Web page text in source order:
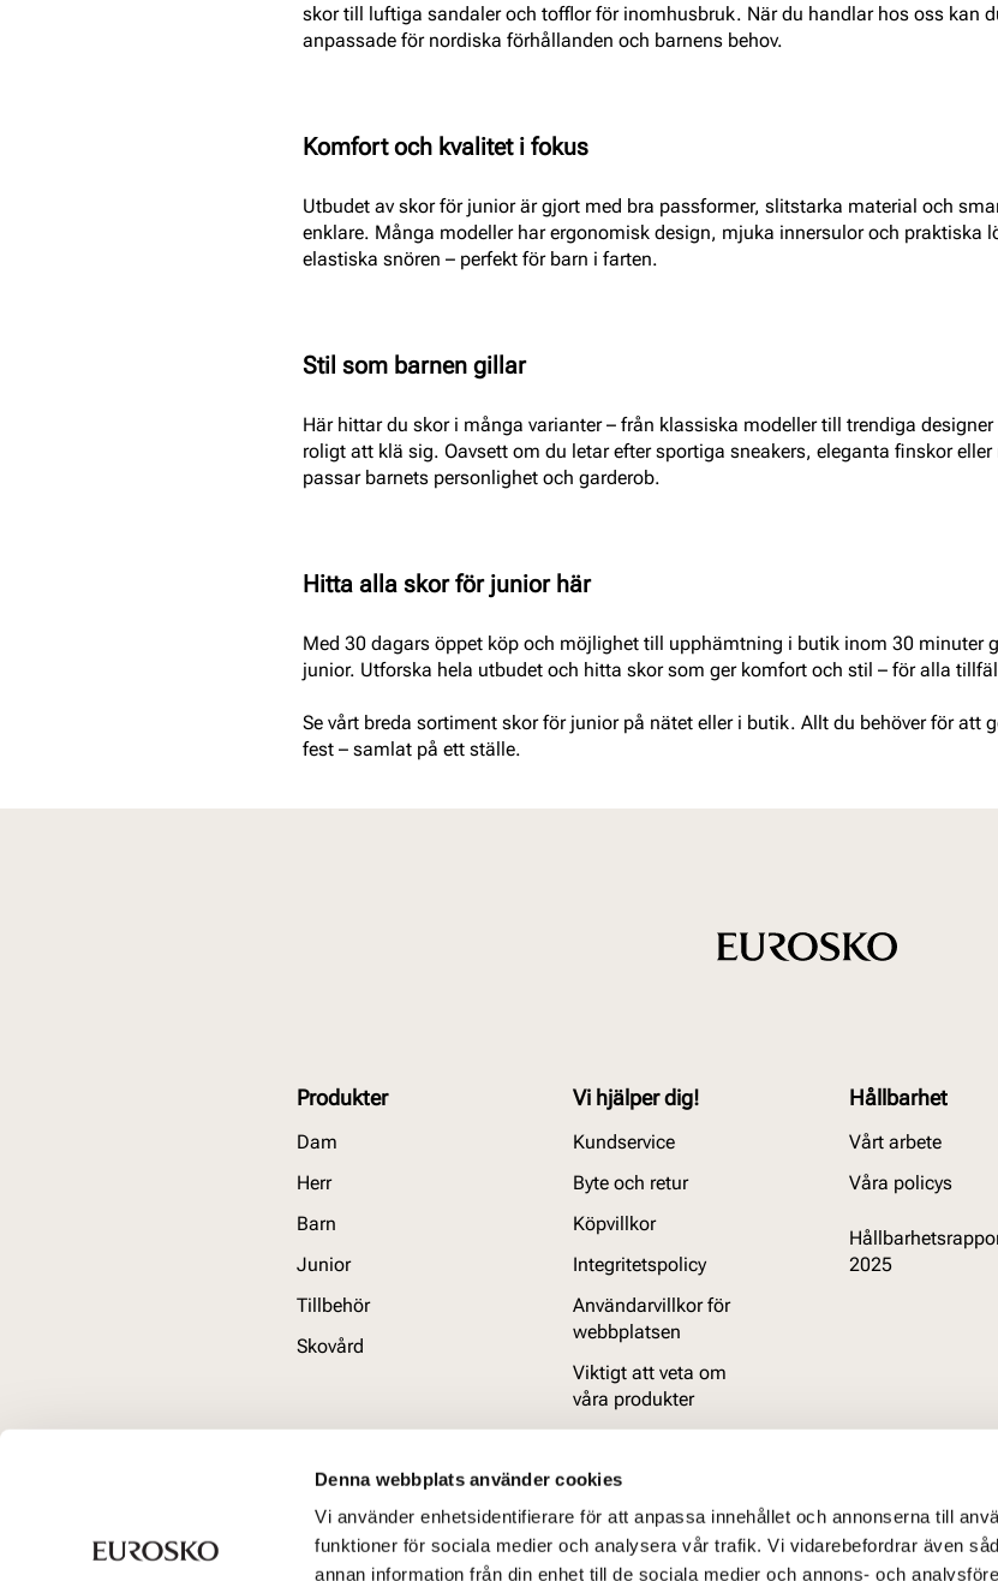
Denna webbplats använder cookies
Vi använder enhetsidentifierare för att anpassa innehållet och annonserna till
funktioner för sociala medier och analysera vår trafik. Vi vidarebefordrar även
annan information från din enhet till de sociala medier och annons- och
skor till luftiga sandaler och tofflor för inomhusbruk. När du handlar hos oss kan
anpassade för nordiska förhållanden och barnens behov.
Komfort och kvalitet i fokus
Utbudet av skor för junior är gjort med bra passformer, slitstarka material och
enklare. Många modeller har ergonomisk design, mjuka innersulor och praktiska
elastiska snören – perfekt för barn i farten.
Stil som barnen gillar
Här hittar du skor i många varianter – från klassiska modeller till trendiga
roligt att klä sig. Oavsett om du letar efter sportiga sneakers, eleganta finskor
passar barnets personlighet och garderob.
Hitta alla skor för junior här
Med 30 dagars öppet köp och möjlighet till upphämtning i butik inom 30 minuter
junior. Utforska hela utbudet och hitta skor som ger komfort och stil – för alla
Se vårt breda sortiment skor för junior på nätet eller i butik. Allt du behöver för att
fest – samlat på ett ställe.
Produkter
Dam
Herr
Barn
Junior
Tillbehör
Skovård
Vi hjälper dig!
Kundservice
Byte och retur
Köpvillkor
Integritetspolicy
Användarvillkor för
webbplatsen
Viktigt att veta om
våra produkter
Hållbarhet
Vårt arbete
Våra policys
2025